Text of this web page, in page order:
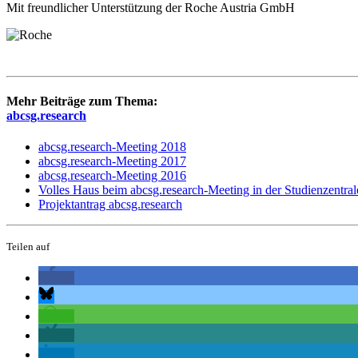
Mit freundlicher Unterstützung der Roche Austria GmbH
Mehr Beiträge zum Thema:
abcsg.research
abcsg.research-Meeting 2018
abcsg.research-Meeting 2017
abcsg.research-Meeting 2016
Volles Haus beim abcsg.research-Meeting in der
Projektantrag abcsg.research
Teilen auf